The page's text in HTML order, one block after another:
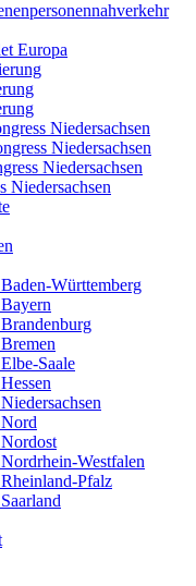
Europa
Niedersachsen
Niedersachsen
Niedersachsen
Niedersachsen
Württemberg
Saale
Westfalen
Pfalz